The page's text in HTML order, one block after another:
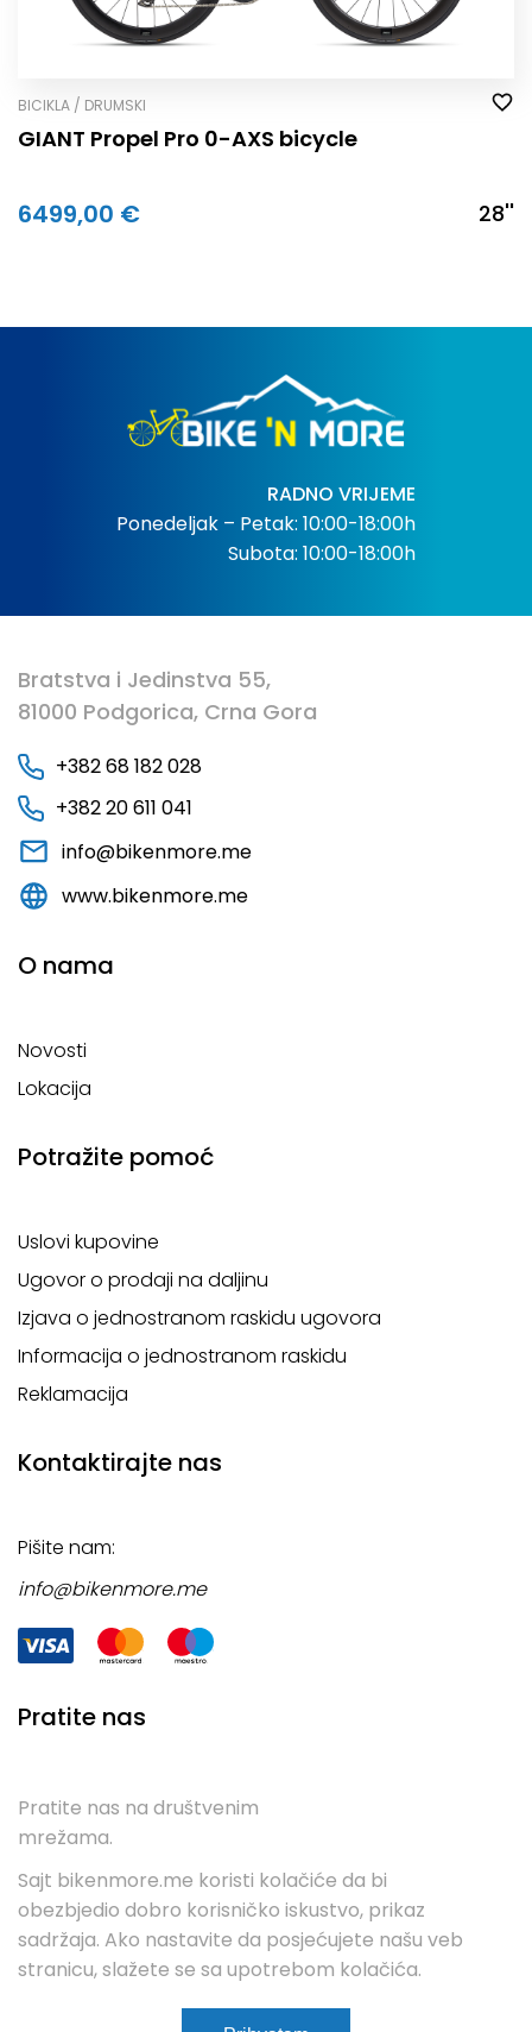
BICIKLA / DRUMSKI
GIANT Propel Pro 0-AXS bicycle
6499,00 € 28''
RADNO VRIJEME
Ponedeljak – Petak: 10:00-18:00h
Subota: 10:00-18:00h
Bratstva i Jedinstva 55,
81000 Podgorica, Crna Gora
+382 68 182 028
+382 20 611 041
info@bikenmore.me
www.bikenmore.me
O nama
Novosti
Lokacija
Potražite pomoć
Uslovi kupovine
Ugovor o prodaji na daljinu
Izjava o jednostranom raskidu ugovora
Informacija o jednostranom raskidu
Reklamacija
Kontaktirajte nas
Pišite nam:
info@bikenmore.me
Pratite nas
Pratite nas na društvenim
mrežama.
Sajt bikenmore.me koristi kolačiće da bi
obezbjedio dobro korisničko iskustvo, prikaz
sadržaja. Ako nastavite da posjećujete našu veb
stranicu, slažete se sa upotrebom kolačića.